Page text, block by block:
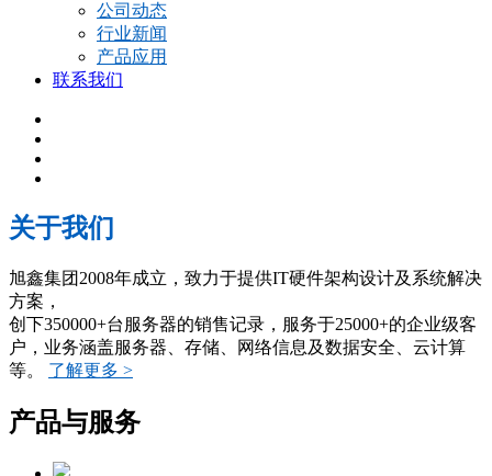
公司动态
行业新闻
产品应用
联系我们
关于我们
旭鑫集团2008年成立，致力于提供IT硬件架构设计及系统解决
方案，
创下350000+台服务器的销售记录，服务于25000+的企业级客
户，业务涵盖服务器、存储、网络信息及数据安全、云计算
等。 了解更多 >
产品与服务